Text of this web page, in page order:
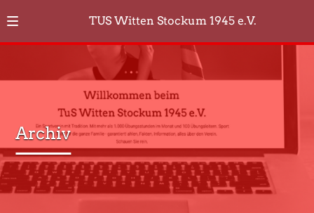
TUS Witten Stockum 1945 e.V.
Archiv